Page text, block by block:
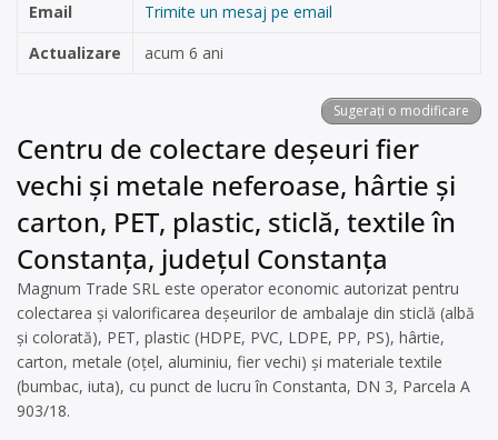
Email
Trimite un mesaj pe email
Actualizare
acum 6 ani
Sugerați o modificare
Centru de colectare deșeuri fier
vechi și metale neferoase, hârtie și
carton, PET, plastic, sticlă, textile în
Constanța, județul Constanța
Magnum Trade SRL este operator economic autorizat pentru
colectarea și valorificarea deșeurilor de ambalaje din sticlă (albă
și colorată), PET, plastic (HDPE, PVC, LDPE, PP, PS), hârtie,
carton, metale (oțel, aluminiu, fier vechi) și materiale textile
(bumbac, iuta), cu punct de lucru în Constanta, DN 3, Parcela A
903/18.